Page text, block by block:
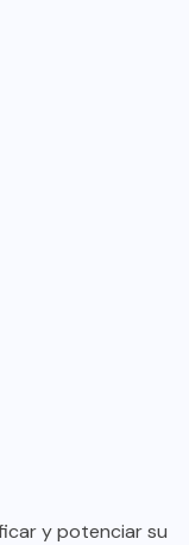
y potenciar su